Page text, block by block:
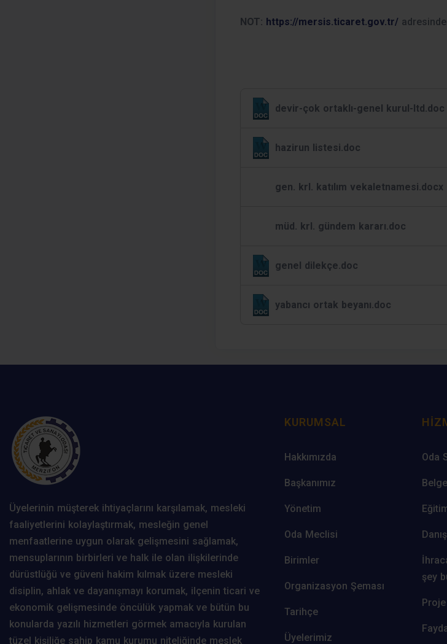
NOT: https://mersis.ticaret.gov.tr/
devir-çok ortaklı-genel kurul-ltd.doc
hazirun listesi.doc
gen. krl. katılım vekaletnamesi.docx
müd. krl. gündem kararı.doc
genel dilekçe.doc
yabancı ortak beyanı.doc
Üyelerinin müşterek ihtiyaçlarını karşılamak, mesleki
faaliyetlerini kolaylaştırmak, mesleğin genel
menfaatlerine uygun olarak gelişmesini sağlamak,
mensuplarının birbirleri ve halk ile olan ilişkilerinde
dürüstlüğü ve güveni hakim kılmak üzere mesleki
disiplin, ahlak ve dayanışmayı korumak, ilçenin ticari ve
ekonomik gelişmesinde öncülük yapmak ve bütün bu
konularda yazılı hizmetleri görmek amacıyla kurulan
tüzel kişiliğe sahip kamu kurumu niteliğinde meslek
KURUMSAL
Hakkımızda
Başkanımız
Yönetim
Oda Meclisi
Birimler
Organizasyon Şeması
Tarihçe
Üyelerimiz
Oda
şey